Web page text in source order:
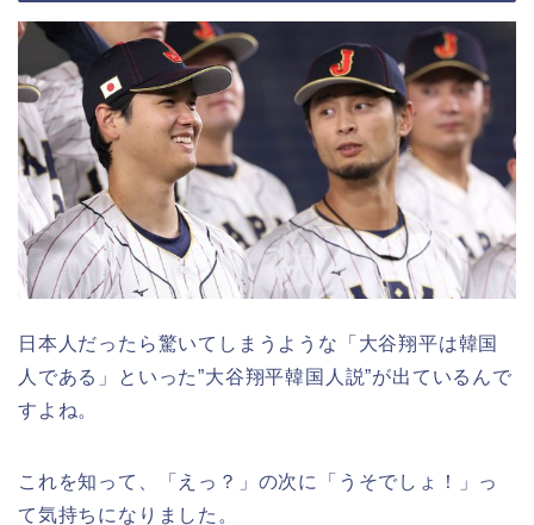
日本人だったら驚いてしまうような「大谷翔平は韓国
人である」といった”大谷翔平韓国人説”が出ているんで
すよね。
これを知って、「えっ？」の次に「うそでしょ！」っ
て気持ちになりました。